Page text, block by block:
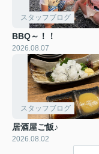
スタッフブログ
BBQ～！！
2026.08.07
スタッフブログ
居酒屋ご飯♪
2026.08.02